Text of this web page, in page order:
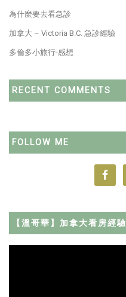
為什麼要去看急診
加拿大 – Victoria B.C. 急診經驗
多倫多小旅行-感想
RECENT COMMENTS
FOLLOW ME
【溫哥華】加拿大看房經驗